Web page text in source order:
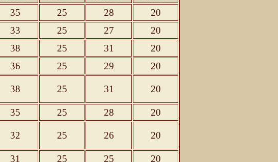
35 25 28
20
33 25 27
20
38 25 31
20
36 25 29
20
38 25 31 20
35 25 28
20
32 25 26 20
31 25 25 20